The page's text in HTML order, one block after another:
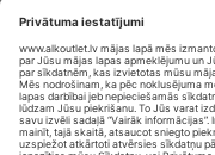
E-